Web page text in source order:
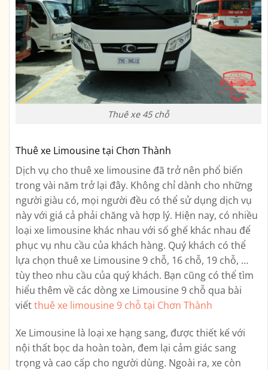
Thuê xe 45 chỗ
Thuê xe Limousine tại Chơn Thành
Dịch vụ cho thuê xe limousine đã trở nên phổ biến
trong vài năm trở lại đây. Không chỉ dành cho những
người giàu có, mọi người đều có thể sử dụng dịch vụ
này với giá cả phải chăng và hợp lý. Hiện nay, có nhiều
loại xe limousine khác nhau với số ghế khác nhau để
phục vụ nhu cầu của khách hàng. Quý khách có thể
lựa chọn thuê xe Limousine 9 chỗ, 16 chỗ, 19 chỗ, …
tùy theo nhu cầu của quý khách. Bạn cũng có thể tìm
hiểu thêm về các dòng xe Limousine 9 chỗ qua bài
viếtthuê xe limousine 9 chỗ tại Chơn Thành
Xe Limousine là loại xe hạng sang, được thiết kế với
nội thất bọc da hoàn toàn, đem lại cảm giác sang
trọng và cao cấp cho người dùng. Ngoài ra, xe còn